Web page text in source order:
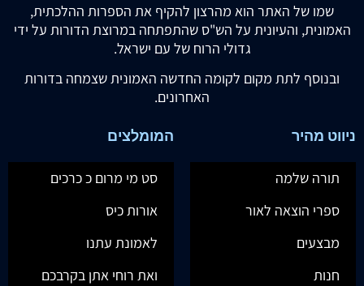
שמו של האתר הוא מהרצון להקיף את הספרות ההלכתית,
האמונית, והעיונית על הש"ס שהתפתחה במרוצת הדורות על ידי
גדולי הרוח של עם ישראל.
ובנוסף לתת מקום לקומה החדשה האמונית שצמחה בדורות
האחרונים.
ניווט מהיר
תורה שלמה
ספרי הוצאה לאור
מבצעים
חנות
המומלצים
סט מי מרום כ כרכים
אורות כיס
לאמונת עתנו
ואת רוחי אתן בקרבכם